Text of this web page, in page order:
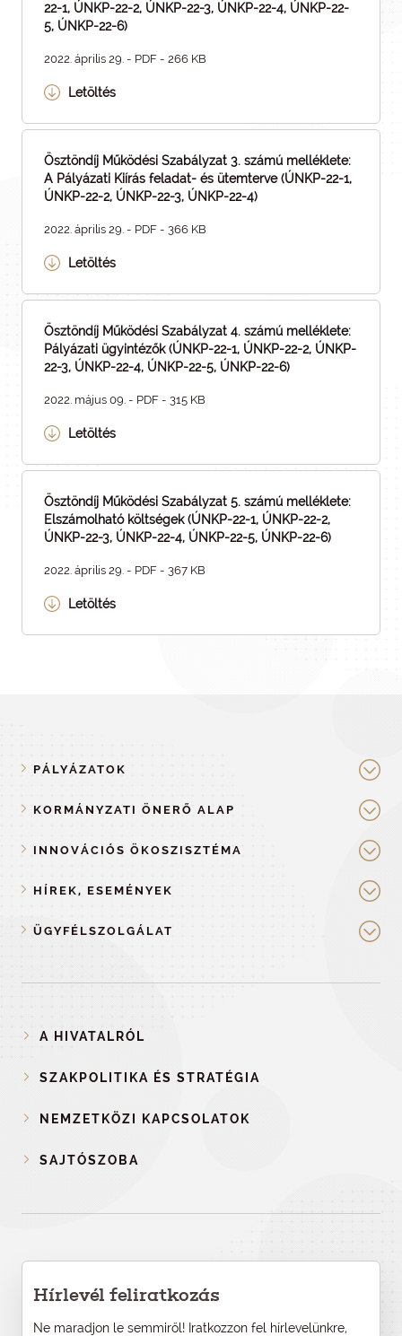
22-1, ÚNKP-22-2, ÚNKP-22-3, ÚNKP-22-4, ÚNKP-22-
5, ÚNKP-22-6)
2022. április 29. - PDF - 266 KB
Letöltés
Ösztöndíj Működési Szabályzat 3. számú melléklete:
A Pályázati Kiírás feladat- és ütemterve (ÚNKP-22-1,
ÚNKP-22-2, ÚNKP-22-3, ÚNKP-22-4)
2022. április 29. - PDF - 366 KB
Letöltés
Ösztöndíj Működési Szabályzat 4. számú melléklete:
Pályázati ügyintézők (ÚNKP-22-1, ÚNKP-22-2, ÚNKP-
22-3, ÚNKP-22-4, ÚNKP-22-5, ÚNKP-22-6)
2022. május 09. - PDF - 315 KB
Letöltés
Ösztöndíj Működési Szabályzat 5. számú melléklete:
Elszámolható költségek (ÚNKP-22-1, ÚNKP-22-2,
ÚNKP-22-3, ÚNKP-22-4, ÚNKP-22-5, ÚNKP-22-6)
2022. április 29. - PDF - 367 KB
Letöltés
PÁLYÁZATOK
KORMÁNYZATI ÖNERŐ ALAP
INNOVÁCIÓS ÖKOSZISZTÉMA
HÍREK, ESEMÉNYEK
ÜGYFÉLSZOLGÁLAT
A HIVATALRÓL
SZAKPOLITIKA ÉS STRATÉGIA
NEMZETKÖZI KAPCSOLATOK
SAJTÓSZOBA
Hírlevél feliratkozás
Ne maradjon le semmiről! Iratkozzon fel hírlevelünkre,